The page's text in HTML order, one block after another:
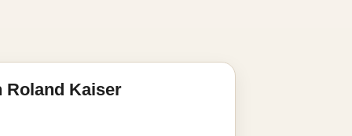
Roland Kaiser